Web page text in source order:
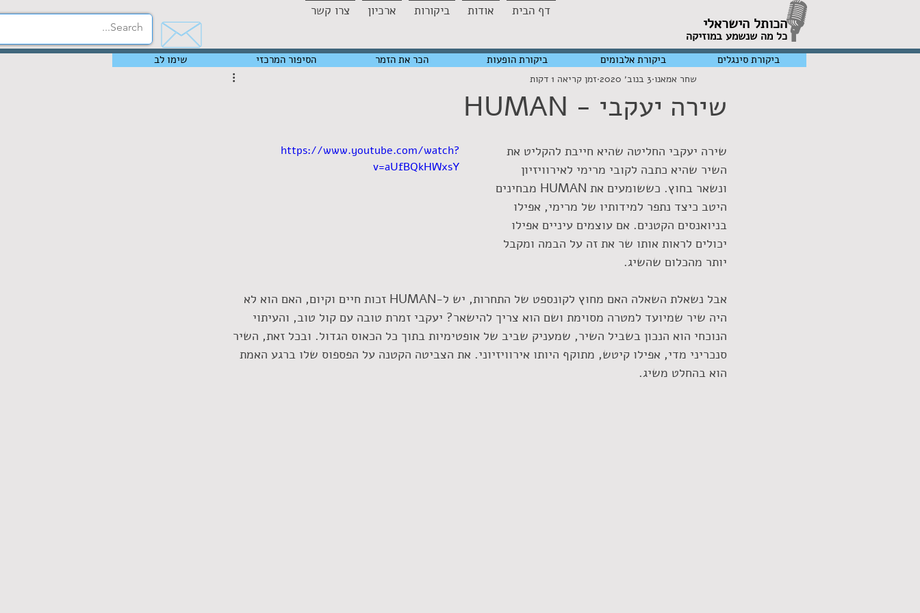
הכותל הישראלי
כל מה שנשמע במוזיקה
דף הבית אודות ביקורות ארכיון צרו קשר
שירה יעקבי - HUMAN
שחר אמאנו 3 בנוב׳ 2020 זמן קריאה 1 דקות
https://www.youtube.com/watch?
v=aUfBQkHWxsY
שירה יעקבי החליטה שהיא חייבת להקליט את
השיר שהיא כתבה לקובי מרימי לאירוויזיון
ונשאר בחוץ. כששומעים את HUMAN מבחינים
היטב כיצד נתפר למידותיו של מרימי, אפילו
בניואנסים הקטנים. אם עוצמים עיניים אפילו
יכולים לראות אותו שר את זה על הבמה ומקבל
יותר מהכלום שהשיג.
אבל נשאלת השאלה האם מחוץ לקונספט של התחרות, יש ל-HUMAN זכות חיים וקיום, האם הוא לא
היה שיר שמיועד למטרה מסוימת ושם הוא צריך להישאר? יעקבי זמרת טובה עם קול טוב, והעיתוי
הנוכחי הוא הנכון בשביל השיר, שמעניק שביב של אופטימיות בתוך כל הכאוס הגדול. ובכל זאת, השיר
סנכריני מדי, אפילו קיטש, מתוקף היותו אירוויזיוני. את הצביטה הקטנה על הפספוס שלו ברגע האמת
הוא בהחלט משיג.
שימו לב הסיפור המרכזי הכר את הזמר ביקורת הופעות ביקורת אלבומים ביקורת סינגלים